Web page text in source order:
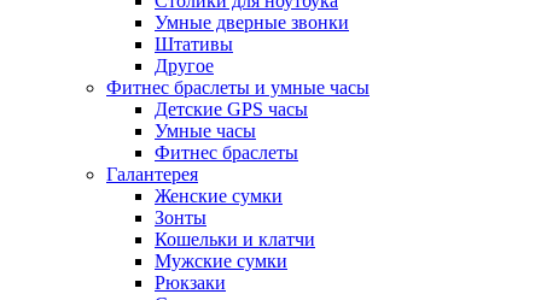
Умные дверные звонки
Штативы
Другое
Фитнес браслеты и умные часы
Детские GPS часы
Умные часы
Фитнес браслеты
Галантерея
Женские сумки
Зонты
Кошельки и клатчи
Мужские сумки
Рюкзаки